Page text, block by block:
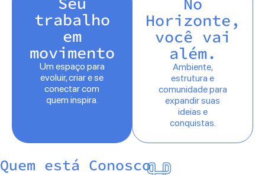
trabalho
em
movimento
Um espaço para
evoluir, criar e se
conectar com
quem inspira.
Horizonte,
você vai
além.
Ambiente,
estrutura e
comunidade para
expandir suas
ideias e
conquistas.
Quem está Conosco